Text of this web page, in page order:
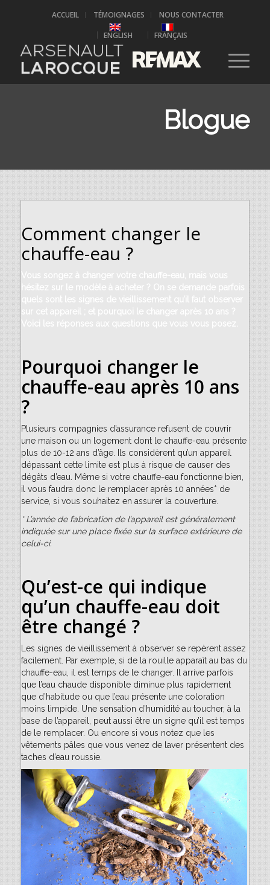
ACCUEIL TÉMOIGNAGES
NOUS CONTACTER
ENGLISH
FRANÇAIS
Blogue
Comment changer le
chauffe-eau ?
Pourquoi changer le
chauffe-eau après 10 ans
?
Plusieurs compagnies d’assurance refusent de couvrir
une maison ou un logement dont le chauffe-eau présente
plus de 10-12 ans d’âge. Ils considèrent qu’un appareil
dépassant cette limite est plus à risque de causer des
dégâts d’eau. Même si votre chauffe-eau fonctionne bien,
il vous faudra donc le remplacer après 10 années* de
service, si vous souhaitez en assurer la couverture.
* L’année de fabrication de l’appareil est généralement
indiquée sur une place fixée sur la surface extérieure de
celui-ci.
Qu’est-ce qui indique
qu’un chauffe-eau doit
être changé ?
Les signes de vieillissement à observer se repèrent assez
facilement. Par exemple, si de la rouille apparaît au bas du
chauffe-eau, il est temps de le changer. Il arrive parfois
que l’eau chaude disponible diminue plus rapidement
que d’habitude ou que l’eau présente une coloration
moins limpide. Une sensation d’humidité au toucher, à la
base de l’appareil, peut aussi être un signe qu’il est temps
de le remplacer. Ou encore si vous notez que les
vêtements pâles que vous venez de laver présentent des
taches d’eau roussie.